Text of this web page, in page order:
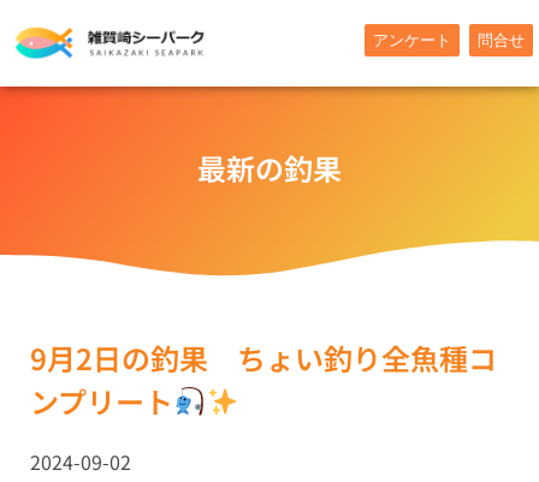
容
アンケート 問合せ
最新の釣果
9月2日の釣果 ちょい釣り全魚種コ
ンプリート
2024-09-02